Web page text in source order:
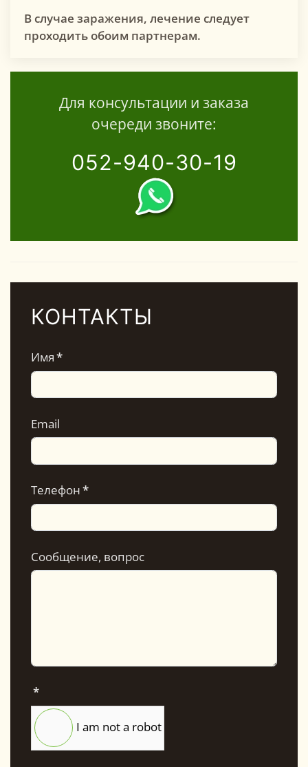
В случае заражения, лечение следует
проходить обоим партнерам.
Для консультации и заказа
очереди звоните:
052-940-30-19
КОНТАКТЫ
Имя*
Email
Телефон*
Сообщение, вопрос
*
I am not a robot